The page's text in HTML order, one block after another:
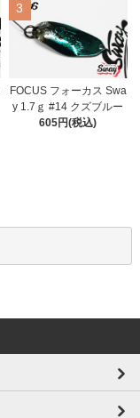
3
FOCUS フォーカス Swa
y 1.7ｇ #14 クズブルー
605円(税込)